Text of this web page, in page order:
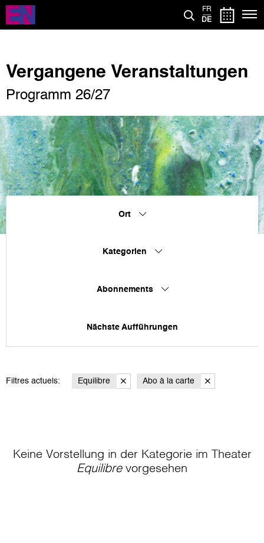
Direkt
zum
Inhalt
FR
DE
Vergangene Veranstaltungen
Programm 26/27
Ort
Kategorien
Abonnements
Nächste Aufführungen
Filtres actuels: Equilibre Abo à la carte
Keine Vorstellung in der Kategorie im Theater
Equilibrevorgesehen